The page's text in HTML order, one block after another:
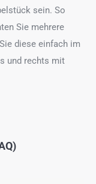
sein. So
Sie mehrere
diese einfach im
und rechts mit